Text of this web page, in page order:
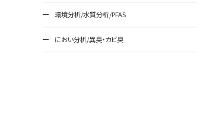
環境分析/水質分析/PFAS
におい分析/異臭・カビ臭